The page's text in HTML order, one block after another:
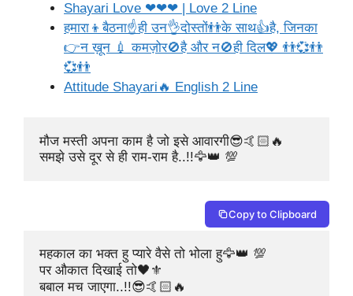
Shayari Love ❤❤❤ | Love 2 Line
हमारा👦बैठना☝ही उन👌दोस्तों👬के साथ👍है, जिनका
👉न ख़ून 💉 कमज़ोर🚫है और न🚫ही दिल💖 👬💞👬
💞👬
Attitude Shayari🔥 English 2 Line
मौज मस्ती अपना काम है जो इसे आवारगी😎🤙🏻🔥
समझे उसे दूर से ही राम-राम है..!!🦅👑 💯
Copy to Clipboard
महकाल का भक्त हु प्यारे वैसे तो भोला हु🦅👑 💯
पर औकात दिखाई तो🖤⚜️
बबाल मच जाएगा..!!😎🤙🏻🔥